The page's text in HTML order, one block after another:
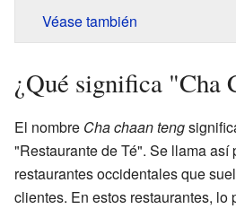
Véase también
¿Qué significa "Cha
El nombre Cha chaan teng
"Restaurante de Té". Se llama
restaurantes occidentales que
clientes. En estos restaurantes, lo